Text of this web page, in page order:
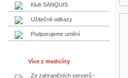
Klub SANQUIS
Užitečné odkazy
Podporujeme umění
Více z medicíny
Ze zahraničních serverů -